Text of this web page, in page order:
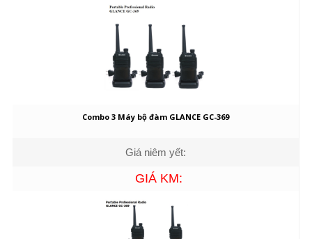
Combo 3 Máy bộ đàm GLANCE GC-369
Giá niêm yết:
GIÁ KM: